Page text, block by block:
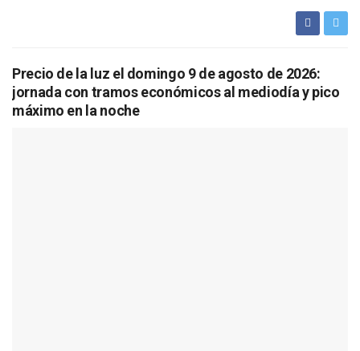
Precio de la luz el domingo 9 de agosto de 2026:
jornada con tramos económicos al mediodía y pico
máximo en la noche